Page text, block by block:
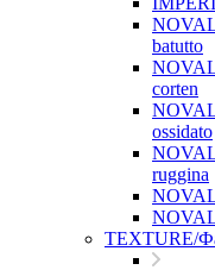
batutto
corten
ossidato
ruggina
TEXTURE/